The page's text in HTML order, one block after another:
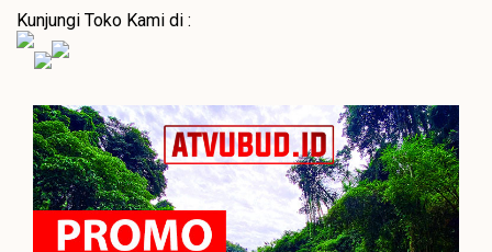
Kunjungi Toko Kami di :